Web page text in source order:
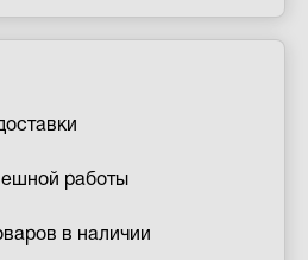
работы
в наличии